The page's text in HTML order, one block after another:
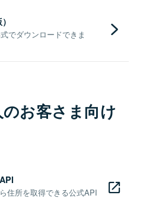
でダウンロードできま
お客さま向け
住所を取得できる公式API